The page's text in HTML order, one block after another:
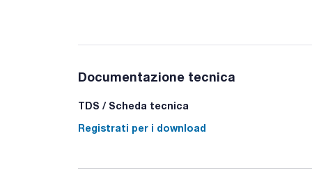
Documentazione tecnica
TDS / Scheda tecnica
Registrati per i download